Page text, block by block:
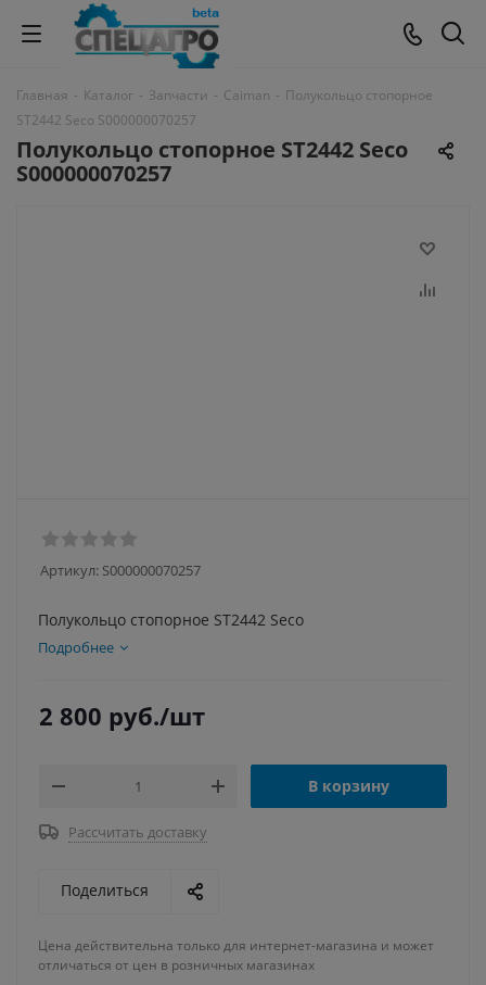
Главная - Каталог - Запчасти - Caiman - Полукольцо стопорное
ST2442 Seco S000000070257
Полукольцо стопорное ST2442 Seco
S000000070257
Артикул: S000000070257
Полукольцо стопорное ST2442 Seco
Подробнее
2 800 руб./шт
В корзину
Рассчитать доставку
Поделиться
Цена действительна только для интернет-магазина и может
отличаться от цен в розничных магазинах